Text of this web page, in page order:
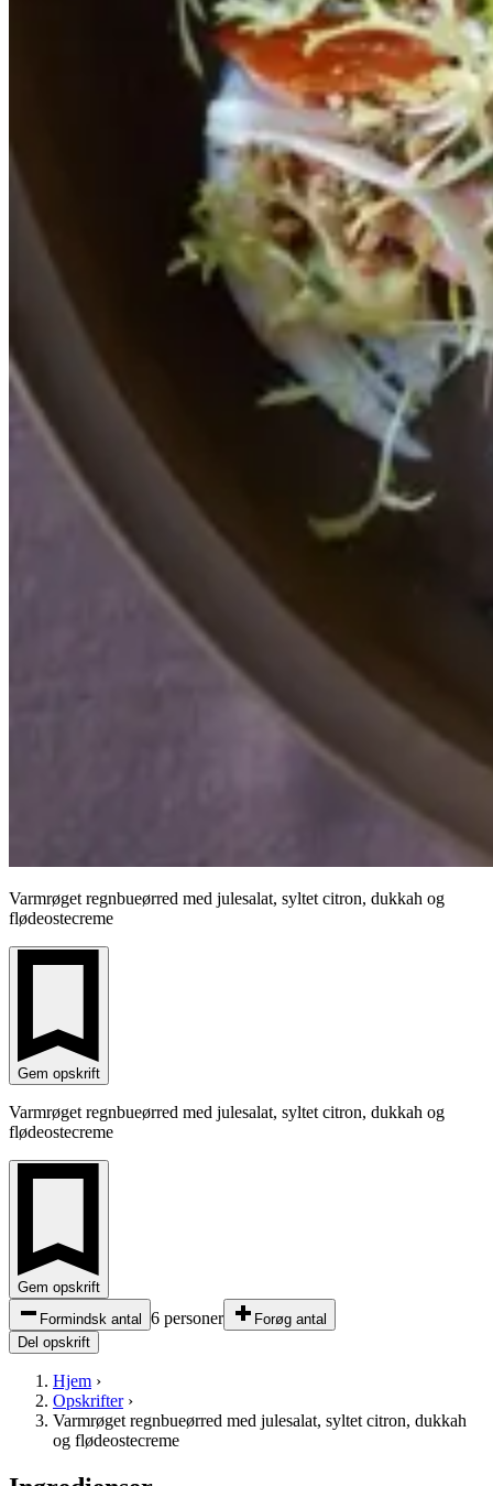
Varmrøget regnbueørred med julesalat, syltet citron, dukkah og
flødeostecreme
Gem opskrift
Varmrøget regnbueørred med julesalat, syltet citron, dukkah og
flødeostecreme
Gem opskrift
Formindsk antal
6 personer
Forøg antal
Del opskrift
Hjem ›
Opskrifter›
Varmrøget regnbueørred med julesalat, syltet citron, dukkah
og flødeostecreme